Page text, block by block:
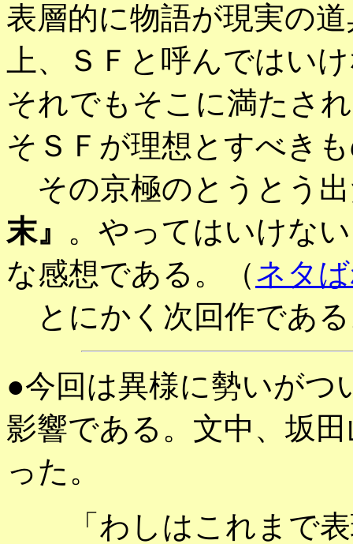
表層的に物語が現実の
上、ＳＦと呼んではい
それでもそこに満たさ
そＳＦが理想とすべき
その京極のとうとう
末』 。やってはいけな
な感想である。（ネタ
とにかく次回作であ
●今回は異様に勢いがつ
影響である。文中、坂
った。
「わしはこれまで